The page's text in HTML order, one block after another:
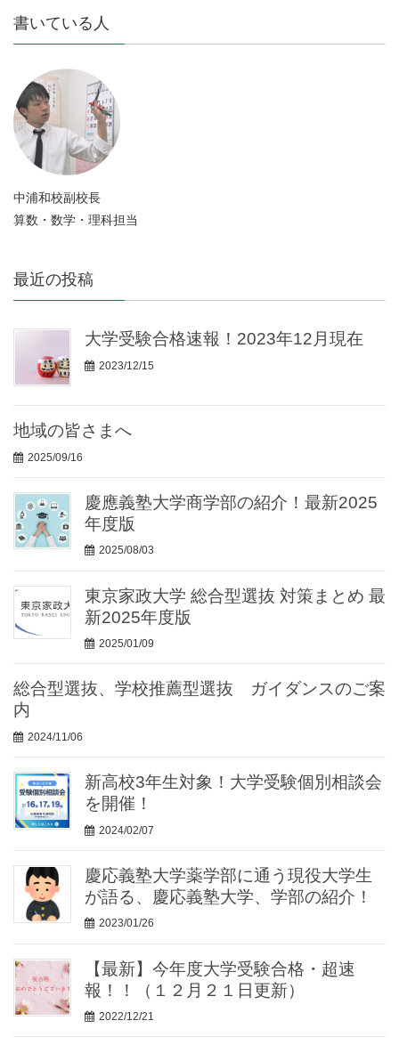
書いている人
中浦和校副校長
算数・数学・理科担当
最近の投稿
大学受験合格速報！2023年12月現在
2023/12/15
地域の皆さまへ
2025/09/16
慶應義塾大学商学部の紹介！最新2025
年度版
2025/08/03
東京家政大学 総合型選抜 対策まとめ 最
新2025年度版
2025/01/09
総合型選抜、学校推薦型選抜 ガイダンスのご案
内
2024/11/06
新高校3年生対象！大学受験個別相談会
を開催！
2024/02/07
慶応義塾大学薬学部に通う現役大学生
が語る、慶応義塾大学、学部の紹介！
2023/01/26
【最新】今年度大学受験合格・超速
報！！（１２月２１日更新）
2022/12/21